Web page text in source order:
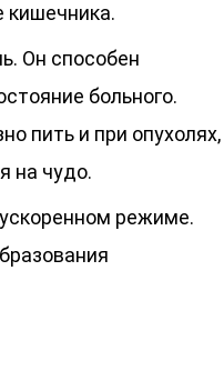
кишечника.
Он способен
больного.
пить и при опухолях,
на чудо.
режиме.